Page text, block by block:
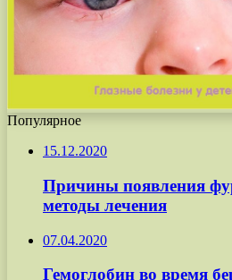
Популярное
15.12.2020
Причины появления
методы лечения
07.04.2020
Гемоглобин во время